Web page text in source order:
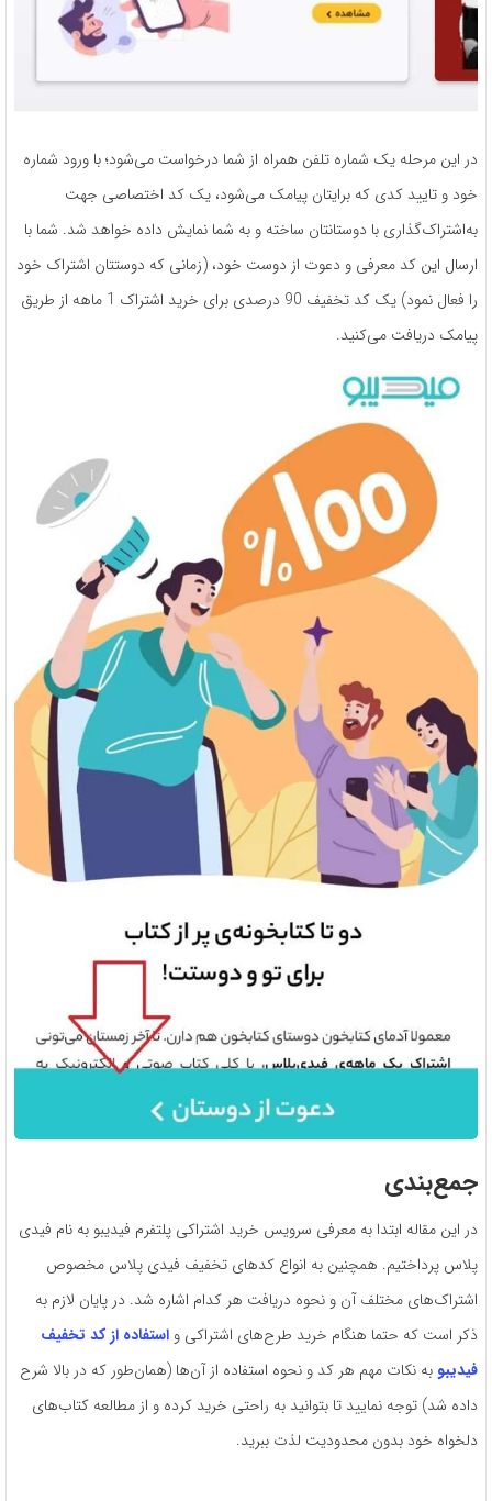
در این مرحله یک شماره تلفن همراه از شما درخواست می‌شود؛ با ورود شماره
خود و تایید کدی که برایتان پیامک می‌شود، یک کد اختصاصی جهت
به‌اشتراک‌گذاری با دوستانتان ساخته و به شما نمایش داده خواهد شد. شما با
ارسال این کد معرفی و دعوت از دوست خود، (زمانی که دوستتان اشتراک خود
را فعال نمود) یک کد تخفیف 90 درصدی برای خرید اشتراک 1 ماهه از طریق
پیامک دریافت می‌کنید.
جمع‌بندی
در این مقاله ابتدا به معرفی سرویس خرید اشتراکی پلتفرم فیدیبو به نام فیدی
پلاس پرداختیم. همچنین به انواع کدهای تخفیف فیدی پلاس مخصوص
اشتراک‌های مختلف آن و نحوه دریافت هر کدام اشاره شد. در پایان لازم به
ذکر است که حتما هنگام خرید طرح‌های اشتراکی و استفاده از کد تخفیف
فیدیبو به نکات مهم هر کد و نحوه استفاده از آن‌ها (همان‌طور که در بالا شرح
داده شد) توجه نمایید تا بتوانید به راحتی خرید کرده و از مطالعه کتاب‌های
دلخواه خود بدون محدودیت لذت ببرید.